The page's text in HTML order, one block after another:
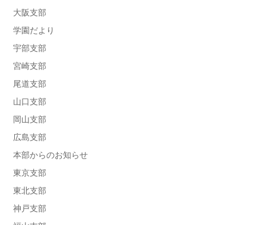
大阪支部
学園だより
宇部支部
宮崎支部
尾道支部
山口支部
岡山支部
広島支部
本部からのお知らせ
東京支部
東北支部
神戸支部